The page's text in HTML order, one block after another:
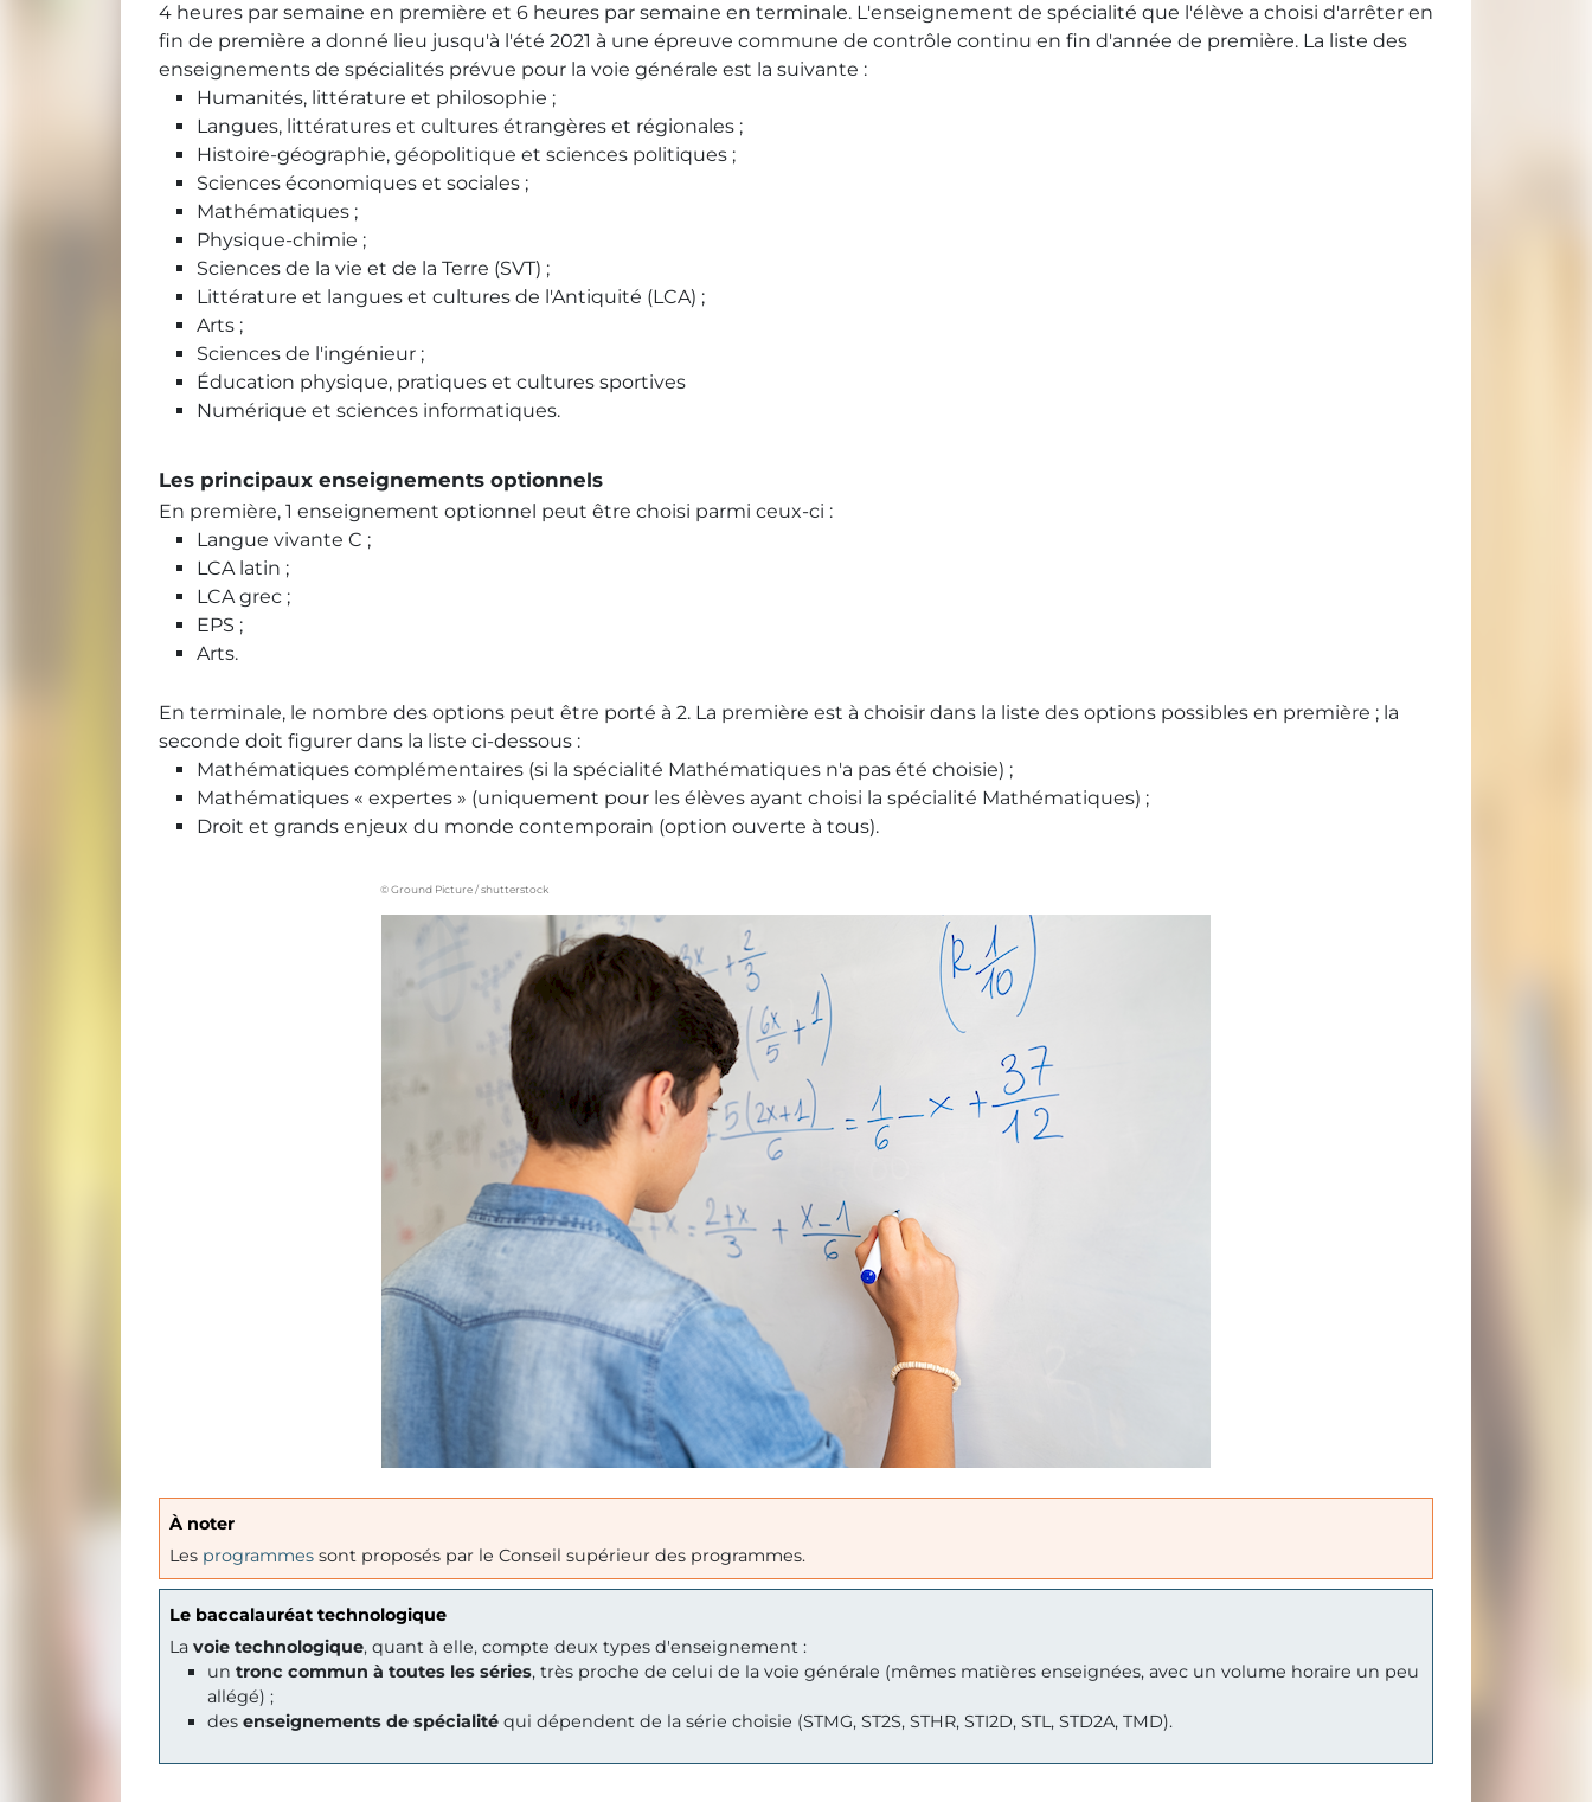
4 heures par semaine en première et 6 heures par semaine en terminale. L'enseignement de spécialité que l'élève a choisi d'arrêter en
fin de première a donné lieu jusqu'à l'été 2021 à une épreuve commune de contrôle continu en fin d'année de première. La liste des
enseignements de spécialités prévue pour la voie générale est la suivante :
Humanités, littérature et philosophie ;
Langues, littératures et cultures étrangères et régionales ;
Histoire-géographie, géopolitique et sciences politiques ;
Sciences économiques et sociales ;
Mathématiques ;
Physique-chimie ;
Sciences de la vie et de la Terre (SVT) ;
Littérature et langues et cultures de l'Antiquité (LCA) ;
Arts ;
Sciences de l'ingénieur ;
Éducation physique, pratiques et cultures sportives
Numérique et sciences informatiques.
Les principaux enseignements optionnels
En première, 1 enseignement optionnel peut être choisi parmi ceux-ci :
Langue vivante C ;
LCA latin ;
LCA grec ;
EPS ;
Arts.
En terminale, le nombre des options peut être porté à 2. La première est à choisir dans la liste des options possibles en première ; la
seconde doit figurer dans la liste ci-dessous :
Mathématiques complémentaires (si la spécialité Mathématiques n'a pas été choisie) ;
Mathématiques « expertes » (uniquement pour les élèves ayant choisi la spécialité Mathématiques) ;
Droit et grands enjeux du monde contemporain (option ouverte à tous).
© Ground Picture / shutterstock
À noter
Les programmes sont proposés par le Conseil supérieur des programmes.
Le baccalauréat technologique
La voie technologique, quant à elle, compte deux types d'enseignement :
un tronc commun à toutes les séries, très proche de celui de la voie générale (mêmes matières enseignées, avec un volume horaire un peu
allégé) ;
des enseignements de spécialité qui dépendent de la série choisie (STMG, ST2S, STHR, STI2D, STL, STD2A, TMD).